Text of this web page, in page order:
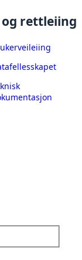
og rettleiing